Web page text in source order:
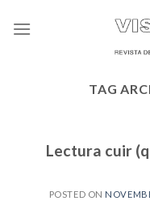
TAG
Lectura cuir
POSTED ON